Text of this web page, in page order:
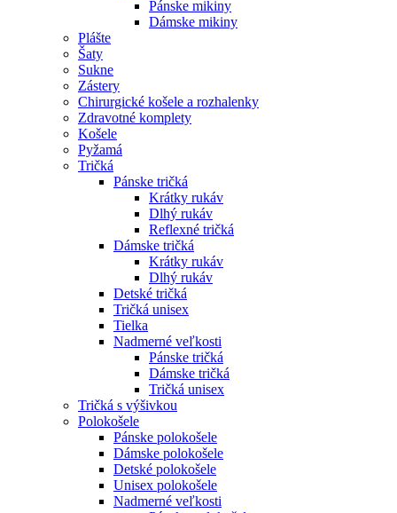
Pánske mikiny
Dámske mikiny
Plášte
Šaty
Sukne
Zástery
Chirurgické košele a rozhalenky
Zdravotné komplety
Košele
Pyžamá
Tričká
Pánske tričká
Krátky rukáv
Dlhý rukáv
Reflexné tričká
Dámske tričká
Krátky rukáv
Dlhý rukáv
Detské tričká
Tričká unisex
Tielka
Nadmerné veľkosti
Pánske tričká
Dámske tričká
Tričká unisex
Tričká s výšivkou
Polokošele
Pánske polokošele
Dámske polokošele
Detské polokošele
Unisex polokošele
Nadmerné veľkosti